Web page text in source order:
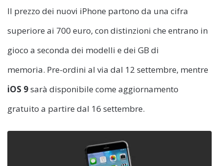
Il prezzo dei nuovi iPhone partono da una cifra
superiore ai 700 euro, con distinzioni che entrano in
gioco a seconda dei modelli e dei GB di
memoria. Pre-ordini al via dal 12 settembre, mentre
iOS 9sarà disponibile come aggiornamento
gratuito a partire dal 16 settembre.